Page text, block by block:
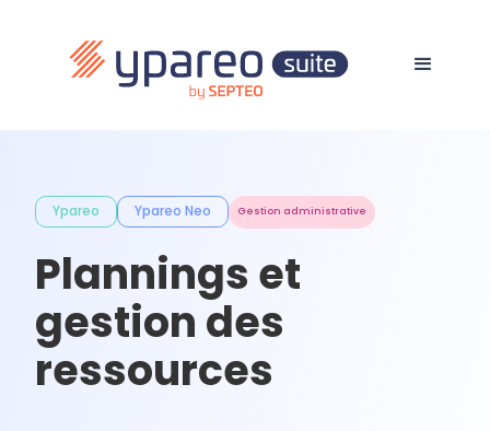
Ypareo Ypareo Neo Gestion administrative
Plannings et
gestion des
ressources